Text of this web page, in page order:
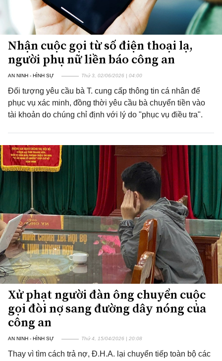
Nhận cuộc gọi từ số điện thoại lạ,
người phụ nữ liền báo công an
AN NINH - HÌNH SỰ Thứ 3, 02/06/2026 | 04:00
Đối tượng yêu cầu bà T. cung cấp thông tin cá nhân để
phục vụ xác minh, đồng thời yêu cầu bà chuyển tiền vào
tài khoản do chúng chỉ định với lý do "phục vụ điều tra".
Xử phạt người đàn ông chuyển cuộc
gọi đòi nợ sang đường dây nóng của
công an
AN NINH - HÌNH SỰ Thứ 4, 15/04/2026 | 20:08
Thay vì tìm cách trả nợ, Đ.H.A. lại chuyển tiếp toàn bộ các